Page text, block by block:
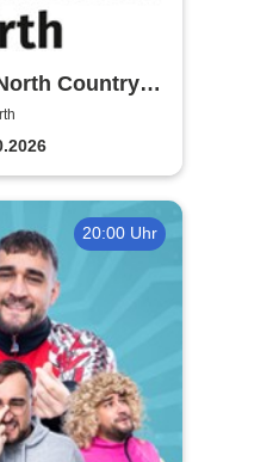
Country -
20:00 Uhr